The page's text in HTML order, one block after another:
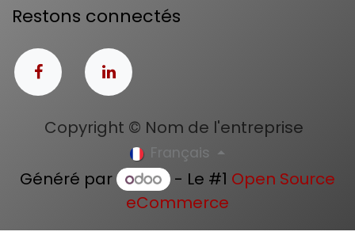
Restons connectés
Copyright © Nom de l'entreprise
Français
Généré par - Le #1 Open Source
eCommerce